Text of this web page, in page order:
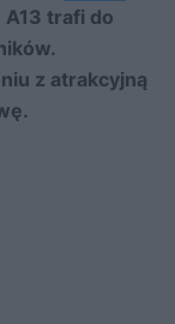
A13 trafi do
z atrakcyjną